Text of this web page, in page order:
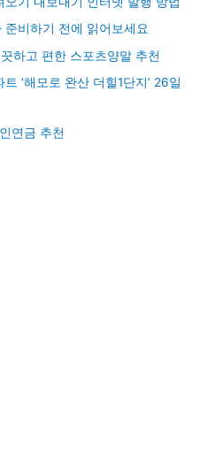
비하기 전에 읽어보세요
하고 편한 스포츠양말 추천
‘해모로 완산 더힐1단지’ 26일
연금 추천